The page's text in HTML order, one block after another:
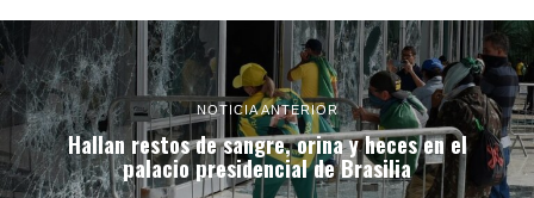
NOTICIA ANTERIOR
Hallan restos de sangre, orina y heces en el
palacio presidencial de Brasilia